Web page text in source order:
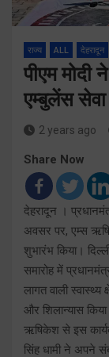
राज्य ALL देहरादून
पीएम
एम्बुलेंस
2 years ago
Share Now
देहरादून ।
अवसर पर, एम्स
शुभारंभ किया।
समारोह में
लागत वाली
और शिलान्यास
ऋषिकेश से इस
सिंह धामी ने अपने